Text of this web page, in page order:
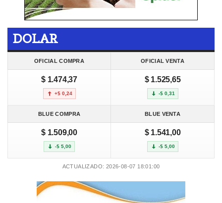
DOLAR
OFICIAL COMPRA OFICIAL VENTA
$ 1.474,37
+$ 0,24
$ 1.525,65
-$ 0,31
BLUE COMPRA BLUE VENTA
$ 1.509,00
-$ 5,00
$ 1.541,00
-$ 5,00
ACTUALIZADO: 2026-08-07 18:01:00